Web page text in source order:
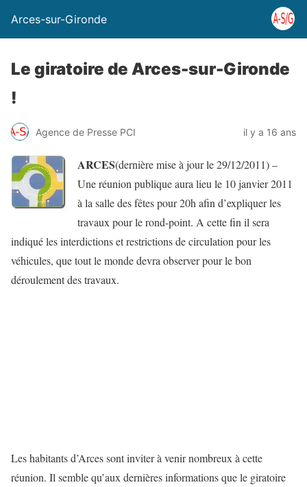
Arces-sur-Gironde
Le giratoire de Arces-sur-Gironde
!
Agence de Presse PCI il y a 16 ans
ARCES(dernière mise à jour le 29/12/2011) –
Une réunion publique aura lieu le 10 janvier 2011
à la salle des fêtes pour 20h afin d’expliquer les
travaux pour le rond-point. A cette fin il sera
indiqué les interdictions et restrictions de circulation pour les
véhicules, que tout le monde devra observer pour le bon
déroulement des travaux.
Les habitants d’Arces sont inviter à venir nombreux à cette
réunion. Il semble qu’aux dernières informations que le giratoire